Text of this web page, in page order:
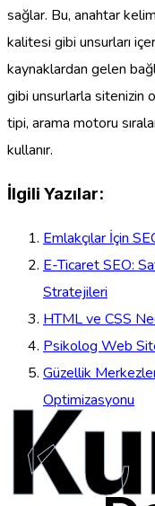
sağlar. Bu, anahtar
kalitesi gibi unsurları
kaynaklardan gelen
gibi unsurlarla sitenizin
tipi, arama motoru
kullanır.
İlgili Yazılar:
Emlakçılar İçin
E-Ticaret SEO:
Stratejileri
HTML ve CSS
Psikolog Web
Güzellik
Optimizasyonu